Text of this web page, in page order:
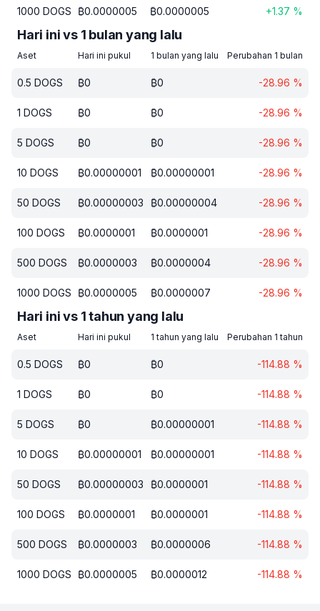
1000 DOGS ₿0.0000005 ₿0.0000005 +1.37 %
Hari ini vs 1 bulan yang lalu
Aset Hari ini pukul 1 bulan yang lalu Perubahan 1 bulan
0.5 DOGS ₿0 ₿0 -28.96 %
1 DOGS ₿0 ₿0 -28.96 %
5 DOGS ₿0 ₿0 -28.96 %
10 DOGS ₿0.00000001 ₿0.00000001 -28.96 %
50 DOGS ₿0.00000003 ₿0.00000004 -28.96 %
100 DOGS ₿0.0000001 ₿0.0000001 -28.96 %
500 DOGS ₿0.0000003 ₿0.0000004 -28.96 %
1000 DOGS ₿0.0000005 ₿0.0000007 -28.96 %
Hari ini vs 1 tahun yang lalu
Aset Hari ini pukul 1 tahun yang lalu Perubahan 1 tahun
0.5 DOGS ₿0 ₿0 -114.88 %
1 DOGS ₿0 ₿0 -114.88 %
5 DOGS ₿0 ₿0.00000001 -114.88 %
10 DOGS ₿0.00000001 ₿0.00000001 -114.88 %
50 DOGS ₿0.00000003 ₿0.0000001 -114.88 %
100 DOGS ₿0.0000001 ₿0.0000001 -114.88 %
500 DOGS ₿0.0000003 ₿0.0000006 -114.88 %
1000 DOGS ₿0.0000005 ₿0.0000012 -114.88 %